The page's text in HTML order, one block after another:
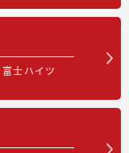
士ハイツ